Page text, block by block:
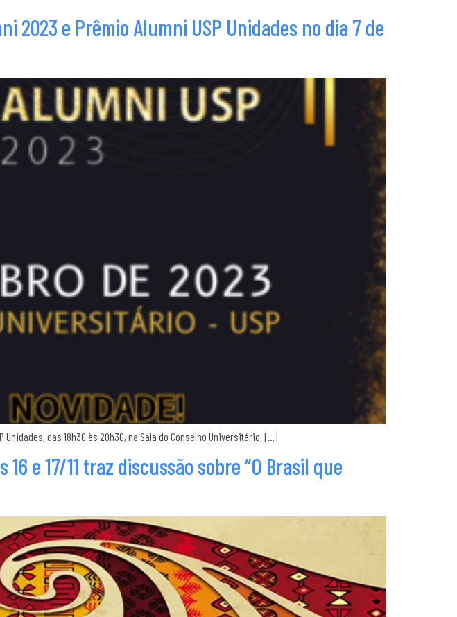
2023 e Prêmio Alumni USP Unidades no dia 7 de
Unidades, das 18h30 às 20h30, na Sala do Conselho Universitário, […]
e 17/11 traz discussão sobre “O Brasil que